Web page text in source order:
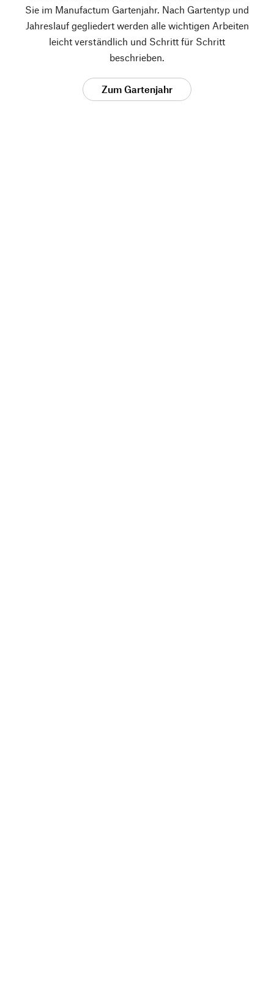
Sie im Manufactum Gartenjahr. Nach Gartentyp und
Jahreslauf gegliedert werden alle wichtigen Arbeiten
leicht verständlich und Schritt für Schritt
beschrieben.
Zum Gartenjahr